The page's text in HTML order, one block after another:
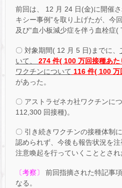
前回は、 12 月 24 日(金)に開催
キシー事例”を取り上げたが、今回
及び“血小板減少症を伴う血栓症(
〇 対象期間( 12 月 5 日)までに、
いて、 274 件( 100 万回接種あた
ワクチンについて 116 件( 100 万
があった。
〇 アストラゼネカ社ワクチンに
112,300 回接種)。
〇 引き続きワクチンの接種体制
認められず、今後も報告状況を
注意喚起を行っていくこととされ
〔考察〕
前回指摘された特記事
なる。